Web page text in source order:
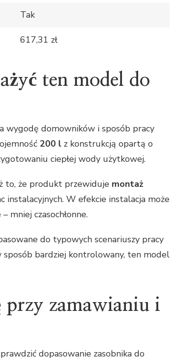
Tak
617,31 zł
ten model do
wygodę domowników i sposób pracy
200 l z konstrukcją opartą o
ciepłej wody użytkowej.
to, że produkt przewiduje montaż
instalacyjnych. W efekcie instalacja może
mniej czasochłonne.
do typowych scenariuszy pracy
bardziej kontrolowany, ten model
przy zamawianiu i
dopasowanie zasobnika do